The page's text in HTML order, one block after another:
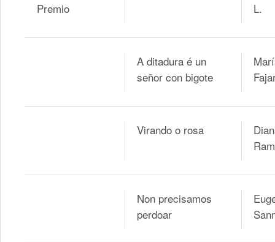
Premio
L.
A ditadura é un
señor con bigote
Virando o rosa
Non precisamos
perdoar